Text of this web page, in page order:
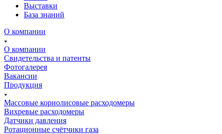
Выставки
База знаний
О компании
О компании
Свидетельства и патенты
Фотогалерея
Вакансии
Продукция
Массовые кориолисовые расходомеры
Вихревые расходомеры
Датчики давления
Ротационные счётчики газа